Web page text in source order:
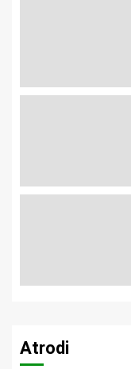
Atrodi